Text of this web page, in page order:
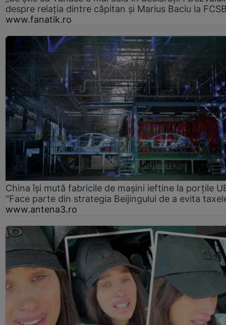
despre relația dintre căpitan și Marius Baciu la
www.fanatik.ro
China își mută fabricile de mașini ieftine la porțile
"Face parte din strategia Beijingului de a evita
www.antena3.ro